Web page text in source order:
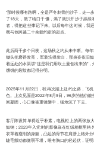
“那时候哪有路啊，全是严冬刺骨的沙子，走一
了18天，饿了啃口干馕，渴了就扒开沙子舔舔
者，得把这些事记下来。以后每年这时候，我
我与他跨越二十余载约定的起点。
此后两千多个日夜，这场秋之约从未中断。每
锄头把磨得发亮，军装洗得发白，那身姿依旧
着远处的水渠讲“这是我们用坎土曼刨出来的”
馕饼的裂纹都记得分明。
2025年11月22日，我再次踏上赴约之路，飞
色。上次见面是2022年8月9日，96岁的他仍
间凝固，心口像被重锤砸中，猛地沉了下去。
客厅陈设简单得近乎朴素，电视柜上的两张放
如钢；2023年入党时的影像嵌在红绒相框里
衣罩着瘦削的身躯，凸起的骨节在肩膀上格外
睫毛颤动都微弱不堪，唯有胸口的轻起伏，证明